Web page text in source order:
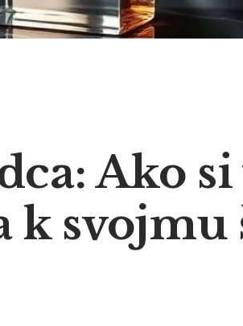
Ako
k svojmu